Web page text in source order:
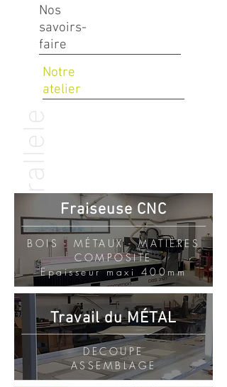
Nos
savoirs-
faire
Notre
atelier
Parallele Fraiseuse CNC
BOIS - MÉTAUX - MATIÈRES
COMPOSITE
Epaisseur maxi 400mm
Travail du MÉTAL
DECOUPE
ASSEMBLAGE